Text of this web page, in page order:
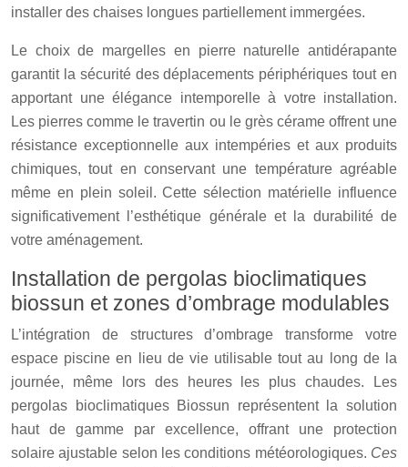
installer des chaises longues partiellement immergées.
Le choix de margelles en pierre naturelle antidérapante
garantit la sécurité des déplacements périphériques tout en
apportant une élégance intemporelle à votre installation.
Les pierres comme le travertin ou le grès cérame offrent une
résistance exceptionnelle aux intempéries et aux produits
chimiques, tout en conservant une température agréable
même en plein soleil. Cette sélection matérielle influence
significativement l’esthétique générale et la durabilité de
votre aménagement.
Installation de pergolas bioclimatiques
biossun et zones d’ombrage modulables
L’intégration de structures d’ombrage transforme votre
espace piscine en lieu de vie utilisable tout au long de la
journée, même lors des heures les plus chaudes. Les
pergolas bioclimatiques Biossun représentent la solution
haut de gamme par excellence, offrant une protection
solaire ajustable selon les conditions météorologiques. Ces